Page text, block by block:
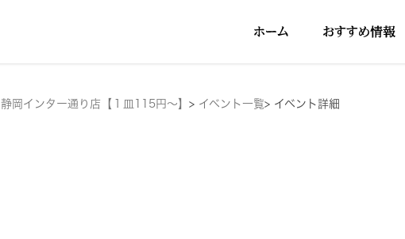
静岡インター通り店【１皿115円～】 > イベント一覧> イベント詳細